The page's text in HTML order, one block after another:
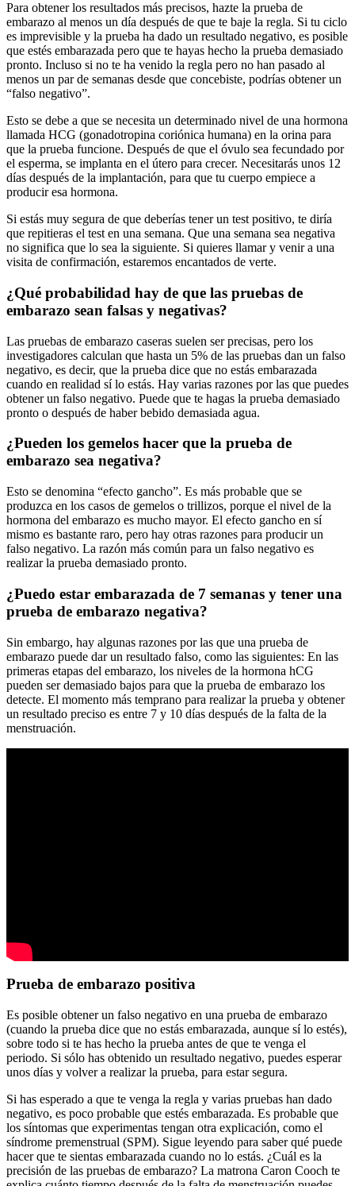
Para obtener los resultados más precisos, hazte la prueba de
embarazo al menos un día después de que te baje la regla. Si tu ciclo
es imprevisible y la prueba ha dado un resultado negativo, es posible
que estés embarazada pero que te hayas hecho la prueba demasiado
pronto. Incluso si no te ha venido la regla pero no han pasado al
menos un par de semanas desde que concebiste, podrías obtener un
“falso negativo”.
Esto se debe a que se necesita un determinado nivel de una hormona
llamada HCG (gonadotropina coriónica humana) en la orina para
que la prueba funcione. Después de que el óvulo sea fecundado por
el esperma, se implanta en el útero para crecer. Necesitarás unos 12
días después de la implantación, para que tu cuerpo empiece a
producir esa hormona.
Si estás muy segura de que deberías tener un test positivo, te diría
que repitieras el test en una semana. Que una semana sea negativa
no significa que lo sea la siguiente. Si quieres llamar y venir a una
visita de confirmación, estaremos encantados de verte.
¿Qué probabilidad hay de que las pruebas de
embarazo sean falsas y negativas?
Las pruebas de embarazo caseras suelen ser precisas, pero los
investigadores calculan que hasta un 5% de las pruebas dan un falso
negativo, es decir, que la prueba dice que no estás embarazada
cuando en realidad sí lo estás. Hay varias razones por las que puedes
obtener un falso negativo. Puede que te hagas la prueba demasiado
pronto o después de haber bebido demasiada agua.
¿Pueden los gemelos hacer que la prueba de
embarazo sea negativa?
Esto se denomina “efecto gancho”. Es más probable que se
produzca en los casos de gemelos o trillizos, porque el nivel de la
hormona del embarazo es mucho mayor. El efecto gancho en sí
mismo es bastante raro, pero hay otras razones para producir un
falso negativo. La razón más común para un falso negativo es
realizar la prueba demasiado pronto.
¿Puedo estar embarazada de 7 semanas y tener una
prueba de embarazo negativa?
Sin embargo, hay algunas razones por las que una prueba de
embarazo puede dar un resultado falso, como las siguientes: En las
primeras etapas del embarazo, los niveles de la hormona hCG
pueden ser demasiado bajos para que la prueba de embarazo los
detecte. El momento más temprano para realizar la prueba y obtener
un resultado preciso es entre 7 y 10 días después de la falta de la
menstruación.
Prueba de embarazo positiva
Es posible obtener un falso negativo en una prueba de embarazo
(cuando la prueba dice que no estás embarazada, aunque sí lo estés),
sobre todo si te has hecho la prueba antes de que te venga el
periodo. Si sólo has obtenido un resultado negativo, puedes esperar
unos días y volver a realizar la prueba, para estar segura.
Si has esperado a que te venga la regla y varias pruebas han dado
negativo, es poco probable que estés embarazada. Es probable que
los síntomas que experimentas tengan otra explicación, como el
síndrome premenstrual (SPM). Sigue leyendo para saber qué puede
hacer que te sientas embarazada cuando no lo estás. ¿Cuál es la
precisión de las pruebas de embarazo? La matrona Caron Cooch te